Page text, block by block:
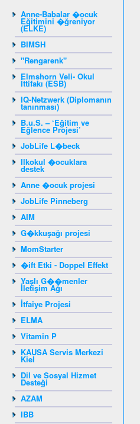
Anne-Babalar �ocuk
Eğitimini �ğreniyor
(ELKE)
BIMSH
"Rengarenk"
Elmshorn Veli- Okul
İttifakı (ESB)
IQ-Netzwerk (Diplomanın
tanınması)
B.u.S. – ‘Eğitim ve
Eğlence Projesi’
JobLife L�beck
Ilkokul �ocuklara
destek
Anne �ocuk projesi
JobLife Pinneberg
AIM
G�kkuşağı projesi
MomStarter
�ift Etki - Doppel Effekt
Yaşlı G��menler
İletişim Ağı
İtfaiye Projesi
ELMA
Vitamin P
KAUSA Servis Merkezi
Kiel
Dil ve Sosyal Hizmet
Desteği
AZAM
IBB